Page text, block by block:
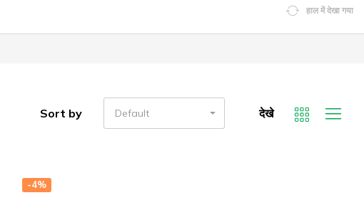
हाल में देखा गया
Sort by Default देखे
-4%